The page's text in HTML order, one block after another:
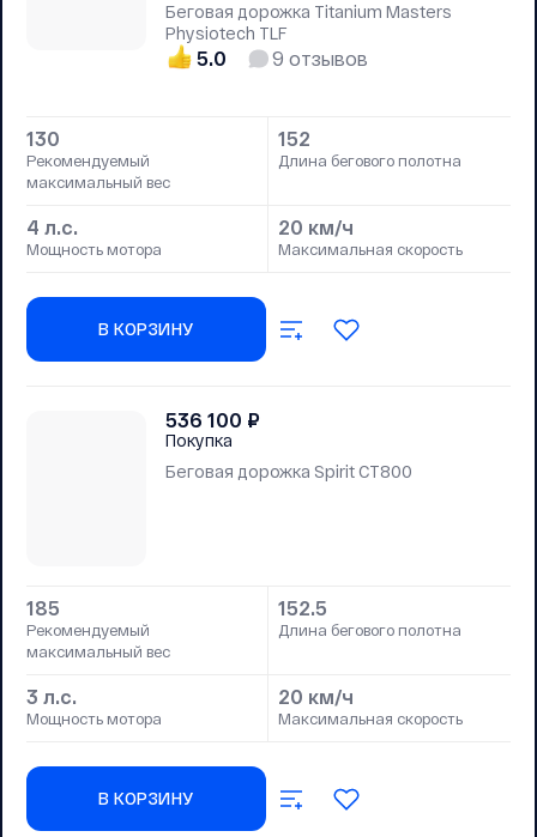
Беговая дорожка Titanium Masters
Physiotech TLF
5.0 9 отзывов
130
Рекомендуемый
максимальный вес
152
Длина бегового полотна
4 л.с.
Мощность мотора
20 км/ч
Максимальная скорость
В КОРЗИНУ
536 100 ₽
Покупка
Беговая дорожка Spirit CT800
185
Рекомендуемый
максимальный вес
152.5
Длина бегового полотна
3 л.с.
Мощность мотора
20 км/ч
Максимальная скорость
В КОРЗИНУ